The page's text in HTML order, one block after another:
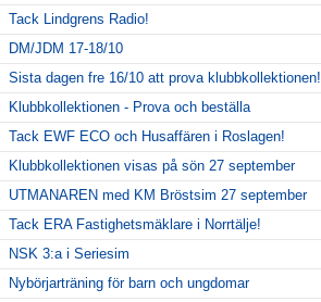
Tack Lindgrens Radio!
DM/JDM 17-18/10
Sista dagen fre 16/10 att prova klubbkollektionen!
Klubbkollektionen - Prova och beställa
Tack EWF ECO och Husaffären i Roslagen!
Klubbkollektionen visas på sön 27 september
UTMANAREN med KM Bröstsim 27 september
Tack ERA Fastighetsmäklare i Norrtälje!
NSK 3:a i Seriesim
Nybörjarträning för barn och ungdomar